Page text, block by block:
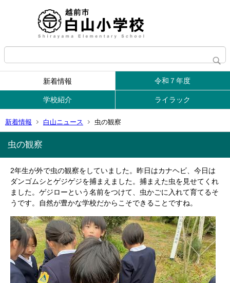
新着情報 令和７年度
学校紹介 ライラック
新着情報 白山ニュース 虫の観察
虫の観察
2年生が外で虫の観察をしていました。昨日はカナヘビ、今日は
ダンゴムシとゲジゲジを捕まえました。捕まえた虫を見せてくれ
ました。ゲジローという名前をつけて、虫かごに入れて育てるそ
うです。自然が豊かな学校だからこそできることですね。